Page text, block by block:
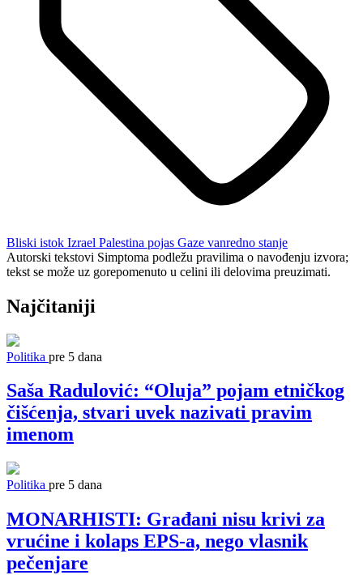
Bliski istok Izrael Palestina pojas Gaze vanredno stanje
Autorski tekstovi Simptoma podležu pravilima o navođenju izvora;
tekst se može uz gorepomenuto u celini ili delovima preuzimati.
Najčitaniji
Politika pre 5 dana
Saša Radulović: “Oluja” pojam etničkog
čišćenja, stvari uvek nazivati pravim
imenom
Politika pre 5 dana
MONARHISTI: Građani nisu krivi za
vrućine i kolaps EPS-a, nego vlasnik
pečenjare